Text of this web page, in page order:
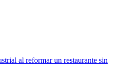
al reformar un restaurante sin